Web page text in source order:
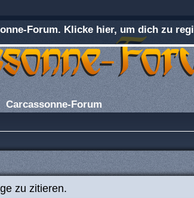
Forum. Klicke hier, um dich zu
Carcassonne-Forum
zu zitieren.